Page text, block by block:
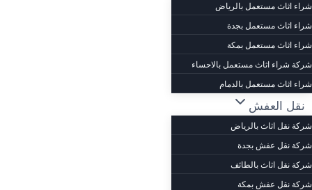
شراء اثاث مستعمل بالرياض
شراء اثاث مستعمل بجدة
شراء اثاث مستعمل بمكة
شركة شراء اثاث مستعمل بالاحساء
شراء اثاث مستعمل بالدمام
نقل العفش
شركة نقل اثاث بالرياض
شركة نقل عفش بجدة
شركة نقل اثاث بالطائف
شركة نقل عفش بمكة